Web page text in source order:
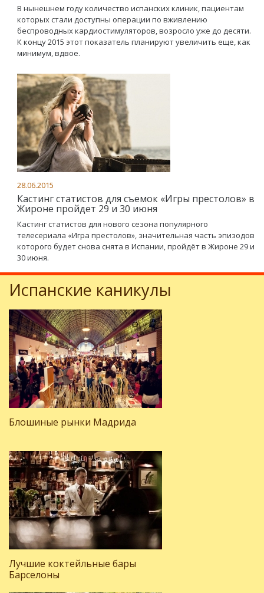
В нынешнем году количество испанских клиник, пациентам
которых стали доступны операции по вживлению
беспроводных кардиостимуляторов, возросло уже до десяти.
К концу 2015 этот показатель планируют увеличить еще, как
минимум, вдвое.
28.06.2015
Кастинг статистов для съемок «Игры престолов» в
Жироне пройдет 29 и 30 июня
Кастинг статистов для нового сезона популярного
телесериала «Игра престолов», значительная часть эпизодов
которого будет снова снята в Испании, пройдёт в Жироне 29 и
30 июня.
Испанские каникулы
Блошиные рынки Мадрида
Лучшие коктейльные бары
Барселоны